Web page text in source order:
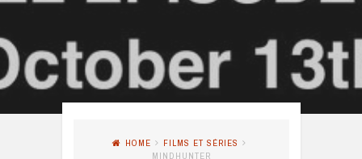
HOME
FILMS ET SÉRIES
MINDHUNTER